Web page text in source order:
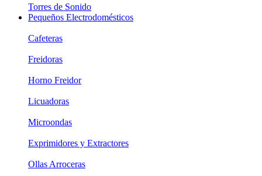
Torres de Sonido
Pequeños Electrodomésticos
Cafeteras
Freidoras
Horno Freidor
Licuadoras
Microondas
Exprimidores y Extractores
Ollas Arroceras